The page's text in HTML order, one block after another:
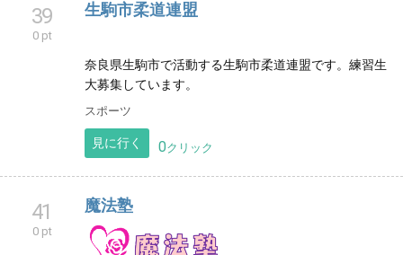
39
0 pt
生駒市柔道連盟
奈良県生駒市で活動する生駒市柔道連盟です。練習生
大募集しています。
スポーツ
見に行く 0クリック
41
0 pt
魔法塾